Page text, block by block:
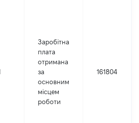
Заробітна
плата
отримана
за
основним
місцем
роботи
161804